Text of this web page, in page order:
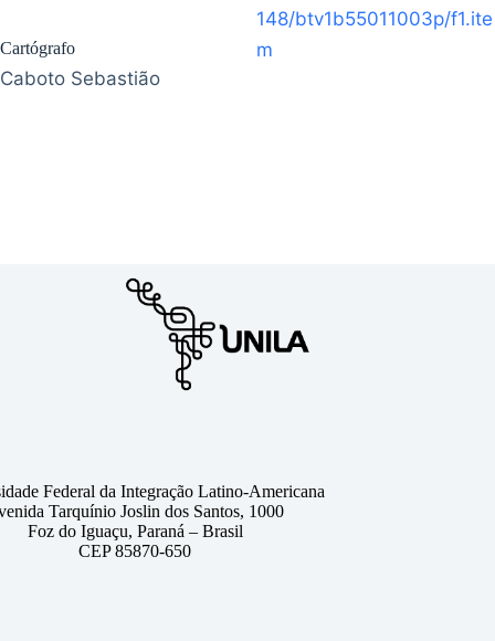
Cartógrafo
Caboto Sebastião
148/btv1b55011003p/f1.ite
m
Federal da Integração Latino-Americana
Tarquínio Joslin dos Santos, 1000
Foz do Iguaçu, Paraná – Brasil
CEP 85870-650